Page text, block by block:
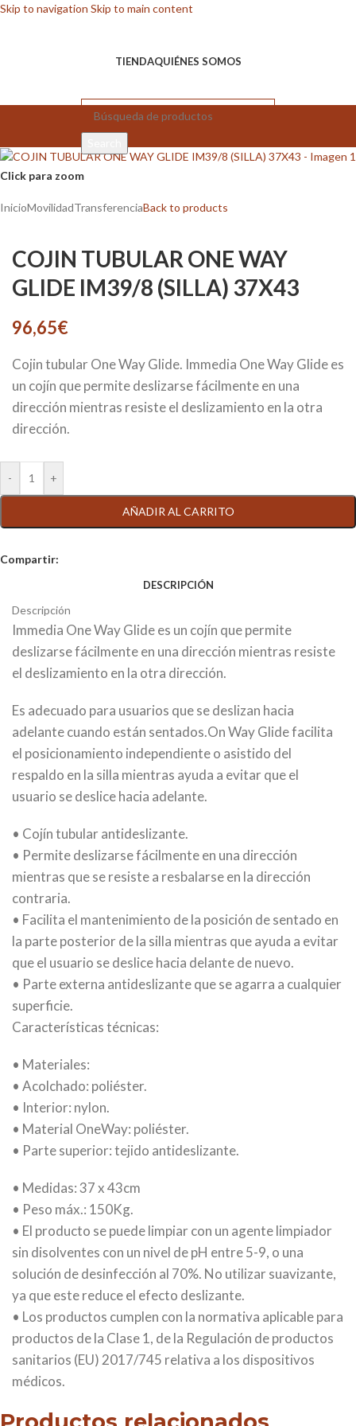
Skip to navigation Skip to main content
TIENDAQUIÉNES SOMOS
Click para zoom
InicioMovilidadTransferenciaBack to products
COJIN TUBULAR ONE WAY
GLIDE IM39/8 (SILLA) 37X43
96,65€
Cojin tubular One Way Glide. Immedia One Way Glide es
un cojín que permite deslizarse fácilmente en una
dirección mientras resiste el deslizamiento en la otra
dirección.
AÑADIR AL CARRITO
Compartir:
DESCRIPCIÓN
Descripción
Immedia One Way Glide es un cojín que permite
deslizarse fácilmente en una dirección mientras resiste
el deslizamiento en la otra dirección.
Es adecuado para usuarios que se deslizan hacia
adelante cuando están sentados.On Way Glide facilita
el posicionamiento independiente o asistido del
respaldo en la silla mientras ayuda a evitar que el
usuario se deslice hacia adelante.
• Cojín tubular antideslizante.
• Permite deslizarse fácilmente en una dirección
mientras que se resiste a resbalarse en la dirección
contraria.
• Facilita el mantenimiento de la posición de sentado en
la parte posterior de la silla mientras que ayuda a evitar
que el usuario se deslice hacia delante de nuevo.
• Parte externa antideslizante que se agarra a cualquier
superficie.
Características técnicas:
• Materiales:
• Acolchado: poliéster.
• Interior: nylon.
• Material OneWay: poliéster.
• Parte superior: tejido antideslizante.
• Medidas: 37 x 43cm
• Peso máx.: 150Kg.
• El producto se puede limpiar con un agente limpiador
sin disolventes con un nivel de pH entre 5-9, o una
solución de desinfección al 70%. No utilizar suavizante,
ya que este reduce el efecto deslizante.
• Los productos cumplen con la normativa aplicable para
productos de la Clase 1, de la Regulación de productos
sanitarios (EU) 2017/745 relativa a los dispositivos
médicos.